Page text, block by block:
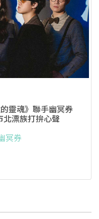
靈魂》聯手幽冥券
漂族打拚心聲
冥券